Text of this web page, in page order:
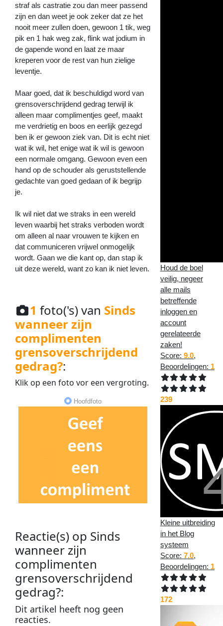
straf als castratie zou dan meer passend
zijn en dan weet je ook zeker dat ze het
nooit meer zullen doen, gewoon 1 tik, weg
pik en 1 hak weg zak, flink wat jodium in
de gapende wond en laat ze maar
kreperen voor de rest van hun zielige
leventje.
Maar goed, dat ik beschuldigd word van
grensoverschrijdend gedrag terwijl ik
alleen maar complimentjes geef, maakt
me verdrietig en boos en eerlijk gezegd
ben ik er gewoon ziek van. Dit is echt niet
wat ik wil, het enige wat ik wil is gewoon
een normale omgang. Gewoon even een
hand op de schouder als geruststellende
gedachte van goed gedaan of ik begrijp
je.
Ik wil niet dat we straks in een wereld
leven waarbij het straks verboden wordt
om alleen al naar vrouwen te kijken en
dat communiceren vrijwel onmogelijk
wordt. Gaan we die kant op, dan stap ik
uit deze wereld, want zo kan ik niet leven.
1 foto('s) van Sinds
wanneer zijn
complimenten
grensoverschrijdend
gedrag?:
Klik op eenfoto vor eenvergroting.
Hoofdfoto
Reactie(s) op Sinds
wanneer zijn
complimenten
grensoverschrijdend
gedrag?:
Ditartikel heeft nog geen
reacties.
Houd de boel
veilig, negeer
alle mails
betreffende
inloggen en
account
gerelateerde
zaken!
Score: 9.0,
Beoordelingen: 1
239
Kleine uitbreiding
in het Blog
systeem
Score: 7.0,
Beoordelingen: 1
172